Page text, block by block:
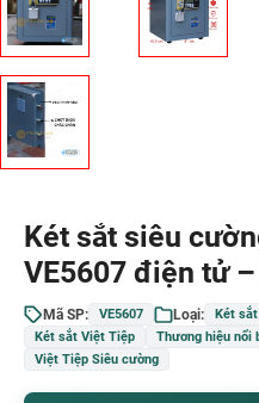
Két sắt siêu
VE5607 điện tử
Mã SP: VE5607 Loại: Két
Két sắt Việt Tiệp
Thương hiệu nổi
Việt Tiệp Siêu cường